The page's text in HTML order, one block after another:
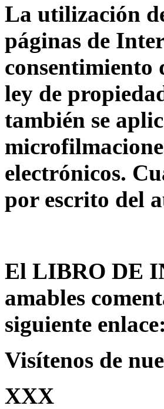
La utilización
páginas de
consentimiento
ley de
también se
electrónicos.
por escrito del
El LIBRO DE
amables
siguiente
Visítenos de
XXX